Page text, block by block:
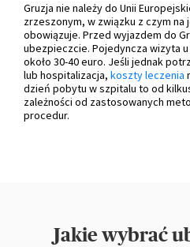
Gruzja nie należy do Unii
zrzeszonym, w związku z czym na
obowiązuje. Przed wyjazdem do
ubezpieczcie. Pojedyncza wizyta
około 30-40 euro. Jeśli jednak
lub hospitalizacja, koszty leczenia
dzień pobytu w szpitalu to od
zależności od zastosowanych
procedur.
Jakie wybrać